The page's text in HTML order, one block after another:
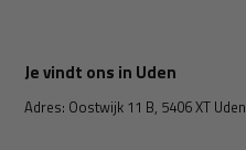
Je vindt ons in Uden
Adres: Oostwijk 11 B, 5406 XT Uden